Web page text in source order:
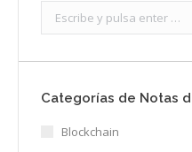
Categorías de Notas
Blockchain